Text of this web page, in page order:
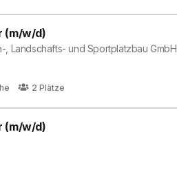
(m/w/d)
, Landschafts- und Sportplatzbau GmbH
2 Plätze
(m/w/d)